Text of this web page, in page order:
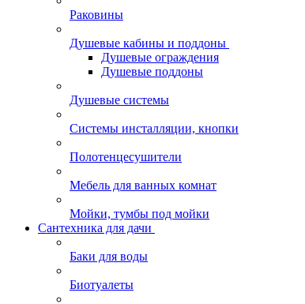
Раковины
Душевые кабины и поддоны
Душевые ограждения
Душевые поддоны
Душевые системы
Системы инсталляции, кнопки
Полотенцесушители
Мебель для ванных комнат
Мойки, тумбы под мойки
Сантехника для дачи
Баки для воды
Биотуалеты